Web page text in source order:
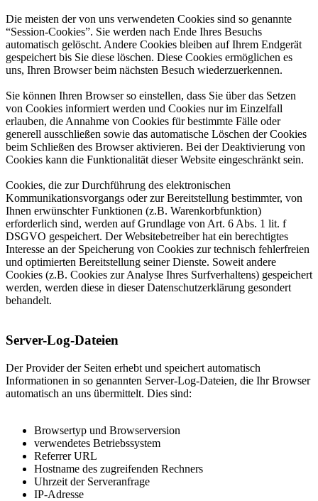
Die meisten der von uns verwendeten Cookies sind so genannte
“Session-Cookies”. Sie werden nach Ende Ihres Besuchs
automatisch gelöscht. Andere Cookies bleiben auf Ihrem Endgerät
gespeichert bis Sie diese löschen. Diese Cookies ermöglichen es
uns, Ihren Browser beim nächsten Besuch wiederzuerkennen.
Sie können Ihren Browser so einstellen, dass Sie über das Setzen
von Cookies informiert werden und Cookies nur im Einzelfall
erlauben, die Annahme von Cookies für bestimmte Fälle oder
generell ausschließen sowie das automatische Löschen der Cookies
beim Schließen des Browser aktivieren. Bei der Deaktivierung von
Cookies kann die Funktionalität dieser Website eingeschränkt sein.
Cookies, die zur Durchführung des elektronischen
Kommunikationsvorgangs oder zur Bereitstellung bestimmter, von
Ihnen erwünschter Funktionen (z.B. Warenkorbfunktion)
erforderlich sind, werden auf Grundlage von Art. 6 Abs. 1 lit. f
DSGVO gespeichert. Der Websitebetreiber hat ein berechtigtes
Interesse an der Speicherung von Cookies zur technisch fehlerfreien
und optimierten Bereitstellung seiner Dienste. Soweit andere
Cookies (z.B. Cookies zur Analyse Ihres Surfverhaltens) gespeichert
werden, werden diese in dieser Datenschutzerklärung gesondert
behandelt.
Server-Log-Dateien
Der Provider der Seiten erhebt und speichert automatisch
Informationen in so genannten Server-Log-Dateien, die Ihr Browser
automatisch an uns übermittelt. Dies sind:
Browsertyp und Browserversion
verwendetes Betriebssystem
Referrer URL
Hostname des zugreifenden Rechners
Uhrzeit der Serveranfrage
IP-Adresse